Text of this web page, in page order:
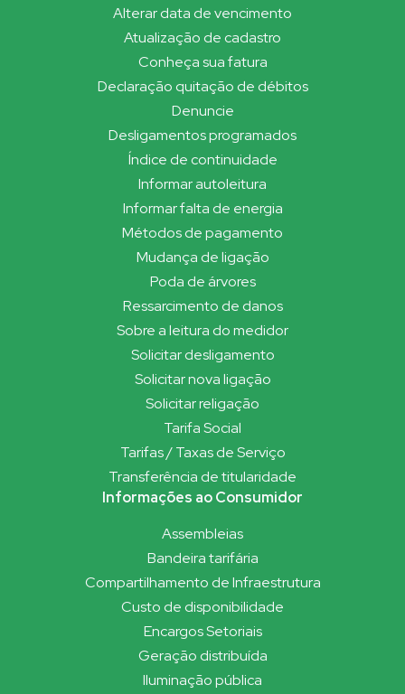
Alterar data de vencimento
Atualização de cadastro
Conheça sua fatura
Declaração quitação de débitos
Denuncie
Desligamentos programados
Índice de continuidade
Informar autoleitura
Informar falta de energia
Métodos de pagamento
Mudança de ligação
Poda de árvores
Ressarcimento de danos
Sobre a leitura do medidor
Solicitar desligamento
Solicitar nova ligação
Solicitar religação
Tarifa Social
Tarifas / Taxas de Serviço
Transferência de titularidade
Informações ao Consumidor
Assembleias
Bandeira tarifária
Compartilhamento de Infraestrutura
Custo de disponibilidade
Encargos Setoriais
Geração distribuída
Iluminação pública